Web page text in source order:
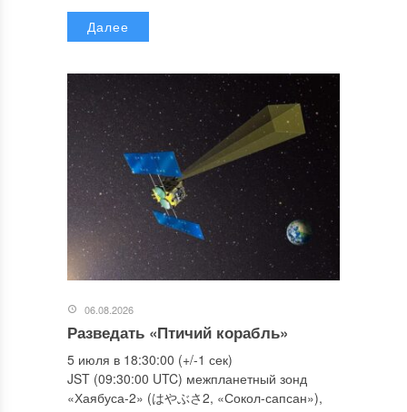
Далее
06.08.2026
Разведать «Птичий корабль»
5 июля в 18:30:00 (+/-1 сек)
JST (09:30:00 UTC) межпланетный зонд
«Хаябуса-2» (はやぶさ2, «Сокол-сапсан»),